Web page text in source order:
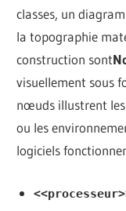
classes, un
la topographie
construction sont
visuellement sous
nœuds illustrent
ou les
logiciels